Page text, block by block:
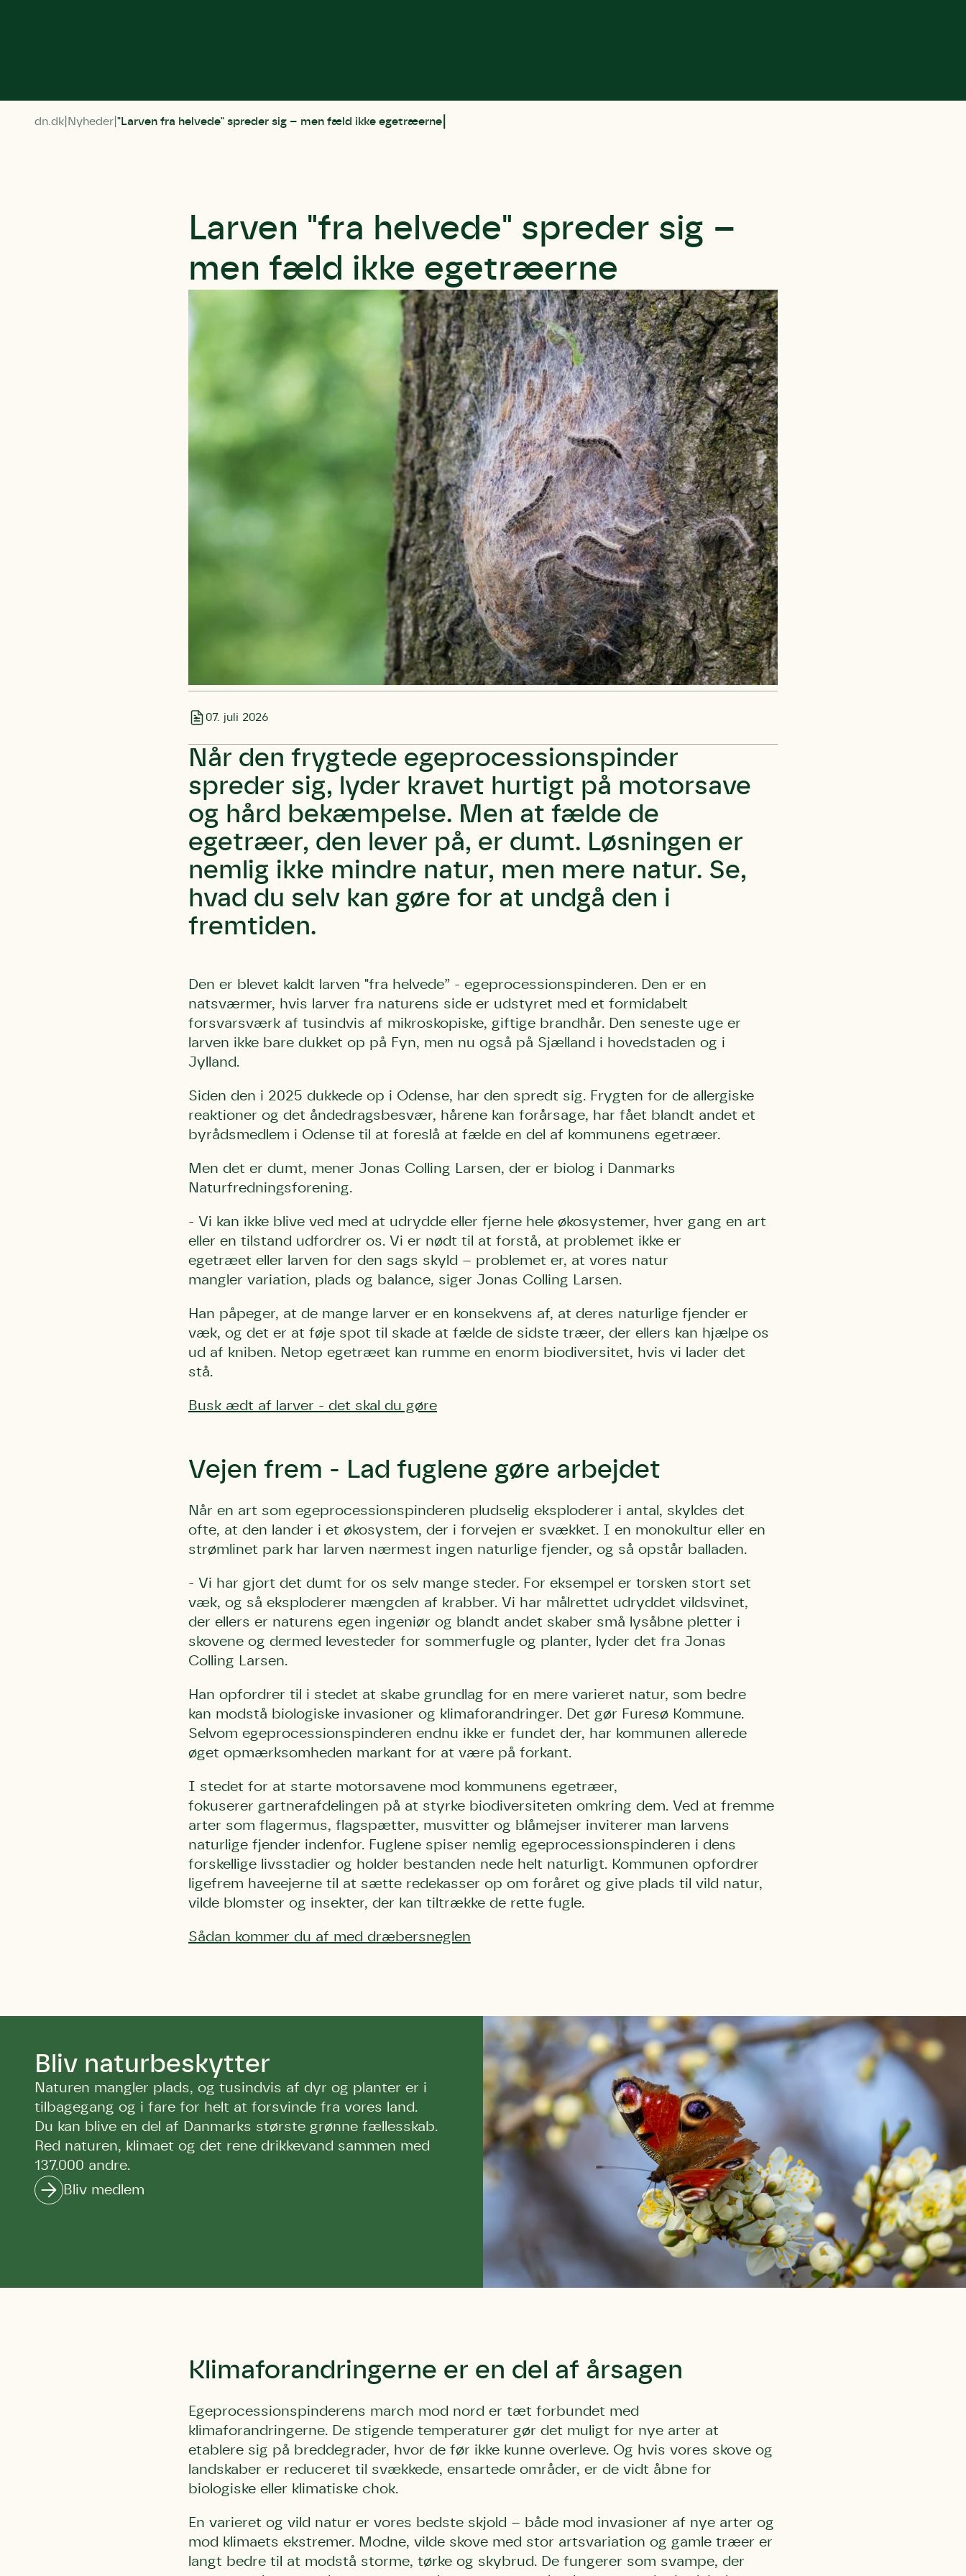
dn.dk Nyheder "Larven fra helvede" spreder sig – men fæld ikke egetræerne
Larven "fra helvede" spreder sig –
men fæld ikke egetræerne
07. juli 2026
Når den frygtede egeprocessionspinder
spreder sig, lyder kravet hurtigt på motorsave
og hård bekæmpelse. Men at fælde de
egetræer, den lever på, er dumt. Løsningen er
nemlig ikke mindre natur, men mere natur. Se,
hvad du selv kan gøre for at undgå den i
fremtiden.
Den er blevet kaldt larven "fra helvede” - egeprocessionspinderen. Den er en
natsværmer, hvis larver fra naturens side er udstyret med et formidabelt
forsvarsværk af tusindvis af mikroskopiske, giftige brandhår. Den seneste uge er
larven ikke bare dukket op på Fyn, men nu også på Sjælland i hovedstaden og i
Jylland.
Siden den i 2025 dukkede op i Odense, har den spredt sig. Frygten for de allergiske
reaktioner og det åndedragsbesvær, hårene kan forårsage, har fået blandt andet et
byrådsmedlem i Odense til at foreslå at fælde en del af kommunens egetræer.
Men det er dumt, mener Jonas Colling Larsen, der er biolog i Danmarks
Naturfredningsforening.
- Vi kan ikke blive ved med at udrydde eller fjerne hele økosystemer, hver gang en art
eller en tilstand udfordrer os. Vi er nødt til at forstå, at problemet ikke er
egetræet eller larven for den sags skyld – problemet er, at vores natur
mangler variation, plads og balance, siger Jonas Colling Larsen.
Han påpeger, at de mange larver er en konsekvens af, at deres naturlige fjender er
væk, og det er at føje spot til skade at fælde de sidste træer, der ellers kan hjælpe os
ud af kniben. Netop egetræet kan rumme en enorm biodiversitet, hvis vi lader det
stå.
Busk ædt af larver - det skal du gøre
Vejen frem - Lad fuglene gøre arbejdet
Når en art som egeprocessionspinderen pludselig eksploderer i antal, skyldes det
ofte, at den lander i et økosystem, der i forvejen er svækket. I en monokultur eller en
strømlinet park har larven nærmest ingen naturlige fjender, og så opstår balladen.
- Vi har gjort det dumt for os selv mange steder. For eksempel er torsken stort set
væk, og så eksploderer mængden af krabber. Vi har målrettet udryddet vildsvinet,
der ellers er naturens egen ingeniør og blandt andet skaber små lysåbne pletter i
skovene og dermed levesteder for sommerfugle og planter, lyder det fra Jonas
Colling Larsen.
Han opfordrer til i stedet at skabe grundlag for en mere varieret natur, som bedre
kan modstå biologiske invasioner og klimaforandringer. Det gør Furesø Kommune.
Selvom egeprocessionspinderen endnu ikke er fundet der, har kommunen allerede
øget opmærksomheden markant for at være på forkant.
I stedet for at starte motorsavene mod kommunens egetræer,
fokuserer gartnerafdelingen på at styrke biodiversiteten omkring dem. Ved at fremme
arter som flagermus, flagspætter, musvitter og blåmejser inviterer man larvens
naturlige fjender indenfor. Fuglene spiser nemlig egeprocessionspinderen i dens
forskellige livsstadier og holder bestanden nede helt naturligt. Kommunen opfordrer
ligefrem haveejerne til at sætte redekasser op om foråret og give plads til vild natur,
vilde blomster og insekter, der kan tiltrække de rette fugle.
Sådan kommer du af med dræbersneglen
Bliv naturbeskytter
Naturen mangler plads, og tusindvis af dyr og planter er i
tilbagegang og i fare for helt at forsvinde fra vores land.
Du kan blive en del af Danmarks største grønne fællesskab.
Red naturen, klimaet og det rene drikkevand sammen med
137.000 andre.
Bliv medlem
Klimaforandringerne er en del af årsagen
Egeprocessionspinderens march mod nord er tæt forbundet med
klimaforandringerne. De stigende temperaturer gør det muligt for nye arter at
etablere sig på breddegrader, hvor de før ikke kunne overleve. Og hvis vores skove og
landskaber er reduceret til svækkede, ensartede områder, er de vidt åbne for
biologiske eller klimatiske chok.
En varieret og vild natur er vores bedste skjold – både mod invasioner af nye arter og
mod klimaets ekstremer. Modne, vilde skove med stor artsvariation og gamle træer er
langt bedre til at modstå storme, tørke og skybrud. De fungerer som svampe, der
Du skriver under på
Hjørring
Email
Telefon
samt fremtidige underskriftindsamlinger
og andre støttemuligheder. Jeg kan til
enhver tid tilbagekalde dette samtykke
ved at kontakte persondata@dn.dk
Endelig er kvashegnet også
et godt hjem for jordhumle,
der nok er den mest kendte
af de danske humlebiarter.
Den store humlebi – eller
kalder den.
Andet punkt
Humlebier bestøver effektivt
blomster og afgrøder i din
have.
Email
Telefon
underskriftindsamlinger og andre støttemuligheder.
Jeg kan til enhver tid tilbagekalde dette samtykke ved
at kontakte persondata@dn.dk
Du skriver under på
Email
Telefon
fremtidige underskriftindsamlinger og andre
støttemuligheder. Jeg kan til enhver tid
tilbagekalde dette samtykke ved at kontakte
persondata@dn.dk